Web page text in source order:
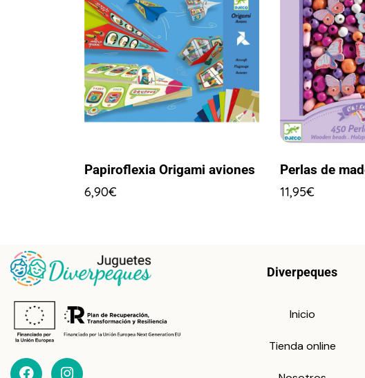
Papiroflexia Origami aviones
6,90€
Perlas de
11,95€
Diverpeques
Inicio
Tienda online